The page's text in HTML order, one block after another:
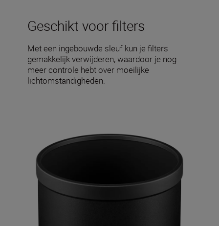
Geschikt voor filters
Met een ingebouwde sleuf kun je filters
gemakkelijk verwijderen, waardoor je nog
meer controle hebt over moeilijke
lichtomstandigheden.